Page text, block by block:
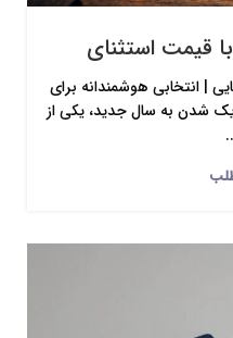
قیمت استثنایی | انتخابی هوشمندانه برای
شدن به سال جدید، یکی از